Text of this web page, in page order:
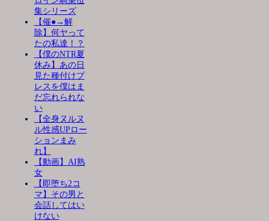
集シリーズ
【催●→解
除】何ヤって
たの私達！？
【僕のNTR夏
休み】あの日
見た種付けプ
レスを僕はま
だ忘れられな
い
【全身ヌルヌ
ル性感UPロー
ションまみ
れ】
【動画】AI熟
女
【即堕ち2コ
マ】その男と
会話してはい
けない